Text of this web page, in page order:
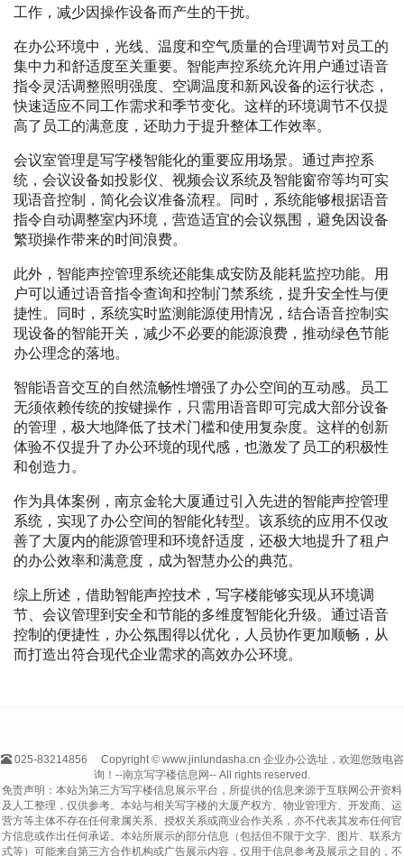
工作，减少因操作设备而产生的干扰。
在办公环境中，光线、温度和空气质量的合理调节对员工的
集中力和舒适度至关重要。智能声控系统允许用户通过语音
指令灵活调整照明强度、空调温度和新风设备的运行状态，
快速适应不同工作需求和季节变化。这样的环境调节不仅提
高了员工的满意度，还助力于提升整体工作效率。
会议室管理是写字楼智能化的重要应用场景。通过声控系
统，会议设备如投影仪、视频会议系统及智能窗帘等均可实
现语音控制，简化会议准备流程。同时，系统能够根据语音
指令自动调整室内环境，营造适宜的会议氛围，避免因设备
繁琐操作带来的时间浪费。
此外，智能声控管理系统还能集成安防及能耗监控功能。用
户可以通过语音指令查询和控制门禁系统，提升安全性与便
捷性。同时，系统实时监测能源使用情况，结合语音控制实
现设备的智能开关，减少不必要的能源浪费，推动绿色节能
办公理念的落地。
智能语音交互的自然流畅性增强了办公空间的互动感。员工
无须依赖传统的按键操作，只需用语音即可完成大部分设备
的管理，极大地降低了技术门槛和使用复杂度。这样的创新
体验不仅提升了办公环境的现代感，也激发了员工的积极性
和创造力。
作为具体案例，南京金轮大厦通过引入先进的智能声控管理
系统，实现了办公空间的智能化转型。该系统的应用不仅改
善了大厦内的能源管理和环境舒适度，还极大地提升了租户
的办公效率和满意度，成为智慧办公的典范。
综上所述，借助智能声控技术，写字楼能够实现从环境调
节、会议管理到安全和节能的多维度智能化升级。通过语音
控制的便捷性，办公氛围得以优化，人员协作更加顺畅，从
而打造出符合现代企业需求的高效办公环境。
025-83214856
Copyright © www.jinlundasha.cn 企业办公选址，欢迎您致电咨
询！--南京写字楼信息网-- All rights reserved.
免责声明：本站为第三方写字楼信息展示平台，所提供的信息来源于互联网公开资料
及人工整理，仅供参考。本站与相关写字楼的大厦产权方、物业管理方、开发商、运
营方等主体不存在任何隶属关系、授权关系或商业合作关系，亦不代表其发布任何官
方信息或作出任何承诺。本站所展示的部分信息（包括但不限于文字、图片、联系方
式等）可能来自第三方合作机构或广告展示内容，仅用于信息参考及展示之目的，不